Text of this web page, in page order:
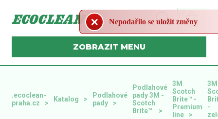
MENU
.ecoclean-
praha.cz
Katalog
Podlahové
pady
Podlahové
pady 3M -
Scotch
Brite™
3M
Scotch
Brite™ -
Premium
line
3M
-
Nepodařilo se uložit změny